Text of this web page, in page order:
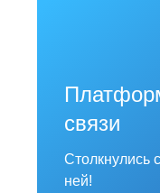
связи
Столкнулись
ней!